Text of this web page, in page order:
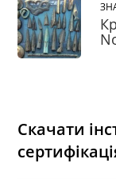
Скачати